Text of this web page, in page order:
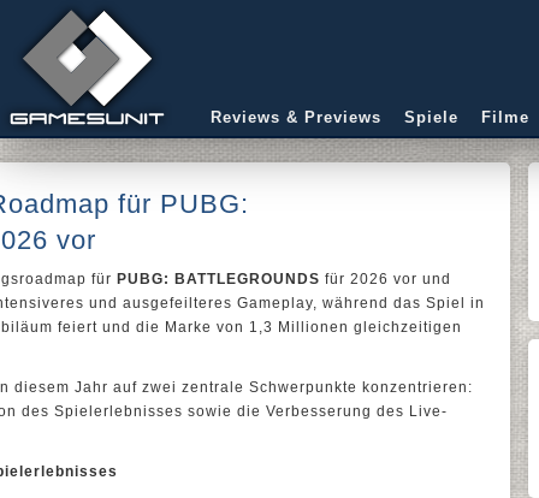
Reviews & Previews Spiele Filme
für PUBG:
vor
für PUBG: BATTLEGROUNDS für 2026 vor und
und ausgefeilteres Gameplay, während das Spiel in
feiert und die Marke von 1,3 Millionen gleichzeitigen
diesem Jahr auf zwei zentrale Schwerpunkte konzentrieren:
des Spielerlebnisses sowie die Verbesserung des Live-